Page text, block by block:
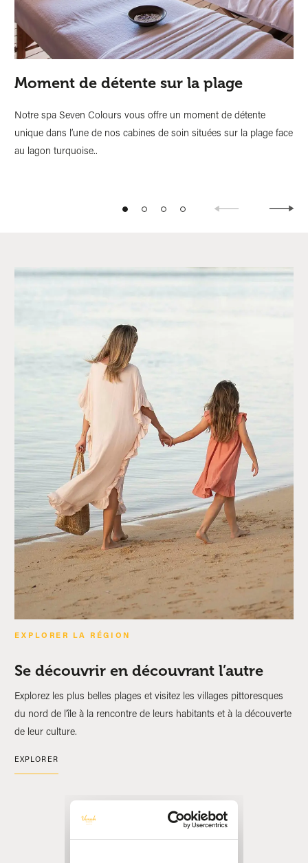
Moment de détente sur la plage
Notre spa Seven Colours vous offre un moment de détente
unique dans l’une de nos cabines de soin situées sur la plage face
au lagon turquoise..
EXPLORER LA RÉGION
Se découvrir en découvrant l’autre
Explorez les plus belles plages et visitez les villages pittoresques
du nord de l’île à la rencontre de leurs habitants et à la découverte
de leur culture.
EXPLORER